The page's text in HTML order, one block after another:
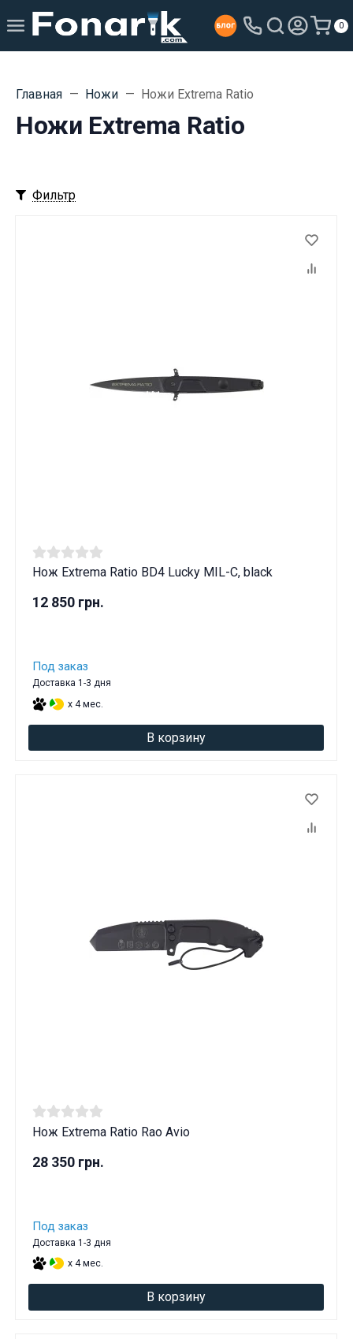
0
Главная Ножи Ножи Extrema Ratio
Ножи Extrema Ratio
Фильтр
Нож Extrema Ratio BD4 Lucky MIL-C, black
12 850 грн.
Под заказ
Доставка 1-3 дня
x 4 мес.
В корзину
Нож Extrema Ratio Rao Avio
28 350 грн.
Под заказ
Доставка 1-3 дня
x 4 мес.
В корзину